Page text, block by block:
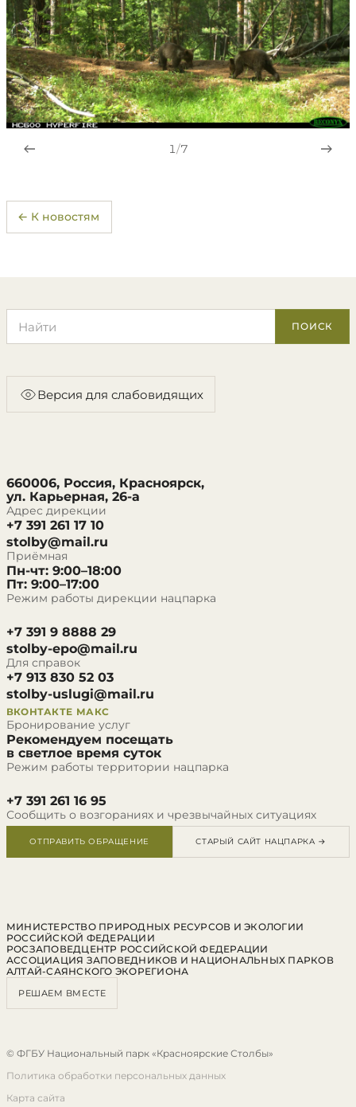
1/7
← К новостям
ПОИСК
Версия для слабовидящих
660006, Россия, Красноярск,
ул. Карьерная, 26-а
Адрес дирекции
+7 391 261 17 10
stolby@mail.ru
Приёмная
Пн-чт: 9:00–18:00
Пт: 9:00–17:00
Режим работы дирекции нацпарка
+7 391 9 8888 29
stolby-epo@mail.ru
Для справок
+7 913 830 52 03
stolby-uslugi@mail.ru
ВКОНТАКТЕ МАКС
Бронирование услуг
Рекомендуем посещать
в светлое время суток
Режим работы территории нацпарка
+7 391 261 16 95
Сообщить о возгораниях и чрезвычайных ситуациях
ОТПРАВИТЬ ОБРАЩЕНИЕ СТАРЫЙ САЙТ НАЦПАРКА →
МИНИСТЕРСТВО ПРИРОДНЫХ РЕСУРСОВ И ЭКОЛОГИИ
РОССИЙСКОЙ ФЕДЕРАЦИИ
РОСЗАПОВЕДЦЕНТР РОССИЙСКОЙ ФЕДЕРАЦИИ
АССОЦИАЦИЯ ЗАПОВЕДНИКОВ И НАЦИОНАЛЬНЫХ ПАРКОВ
АЛТАЙ-САЯНСКОГО ЭКОРЕГИОНА
РЕШАЕМ ВМЕСТЕ
© ФГБУ Национальный парк «Красноярские Столбы»
Политика обработки персональных данных
Карта сайта